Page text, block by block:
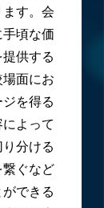
す。会
頃な価
供する
面にお
を得る
よって
分ける
繋ぐなど
できる